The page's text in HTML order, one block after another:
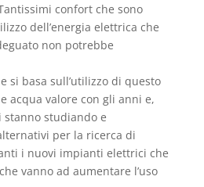
confort che sono
dell’energia elettrica che
non potrebbe
si basa sull’utilizzo di questo
acqua valore con gli anni e,
studiando e
per la ricerca di
i nuovi impianti elettrici che
vanno ad aumentare l’uso